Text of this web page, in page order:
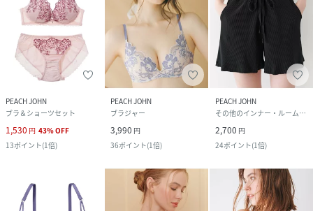
PEACH JOHN
ブラ＆ショーツセット
1,530 円 43%OFF
13ポイント(1倍)
PEACH JOHN
ブラジャー
3,990 円
36ポイント(1倍)
PEACH JOHN
その他のインナー・ルームウェア
2,700 円
24ポイント(1倍)